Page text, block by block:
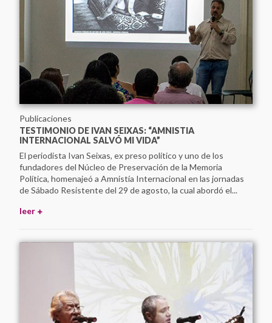
Publicaciones
TESTIMONIO DE IVAN SEIXAS: “AMNISTIA
INTERNACIONAL SALVÓ MI VIDA”
El periodista Ivan Seixas, ex preso político y uno de los
fundadores del Núcleo de Preservación de la Memoria
Política, homenajeó a Amnistía Internacional en las jornadas
de Sábado Resistente del 29 de agosto, la cual abordó el...
leer